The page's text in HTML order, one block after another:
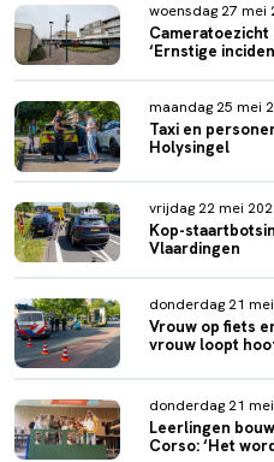
woensdag 27 mei
‘Ernstige
maandag 25 mei
Taxi en
Holysingel
vrijdag 22 mei
Kop-
Vlaardingen
donderdag 21
Vrouw op fiets
vrouw loopt
donderdag 21
Leerlingen
Corso: ‘Het